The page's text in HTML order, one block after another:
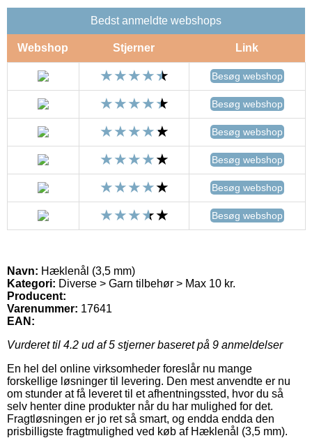
Bedst anmeldte webshops
Webshop Stjerner Link
Besøg webshop
Besøg webshop
Besøg webshop
Besøg webshop
Besøg webshop
Besøg webshop
Navn: Hæklenål (3,5 mm)
Kategori: Diverse > Garn tilbehør > Max 10 kr.
Producent:
Varenummer: 17641
EAN:
Vurderet til 4.2 ud af 5 stjerner baseret på 9 anmeldelser
En hel del online virksomheder foreslår nu mange
forskellige løsninger til levering. Den mest anvendte er nu
om stunder at få leveret til et afhentningssted, hvor du så
selv henter dine produkter når du har mulighed for det.
Fragtløsningen er jo ret så smart, og endda endda den
prisbilligste fragtmulighed ved køb af Hæklenål (3,5 mm).